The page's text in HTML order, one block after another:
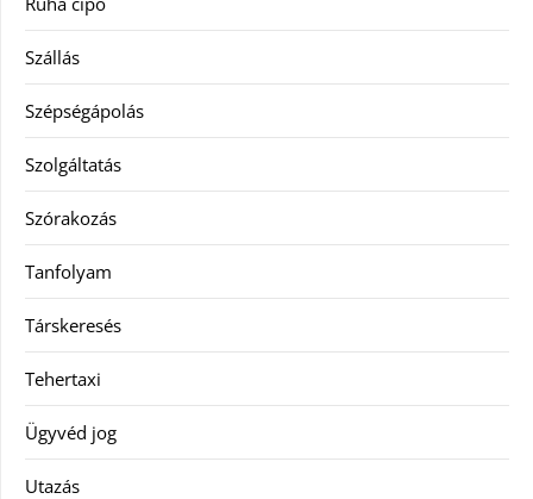
Szállás
Szépségápolás
Szolgáltatás
Szórakozás
Tanfolyam
Társkeresés
Tehertaxi
Ügyvéd jog
Utazás